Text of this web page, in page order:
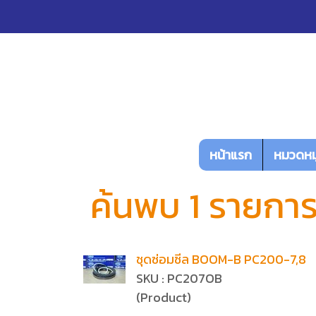
หน้าแรก หมวด
ค้นพบ 1 รายก
ชุดซ่อมซีล BOOM-B PC200-7,8
SKU : PC207OB
(Product)